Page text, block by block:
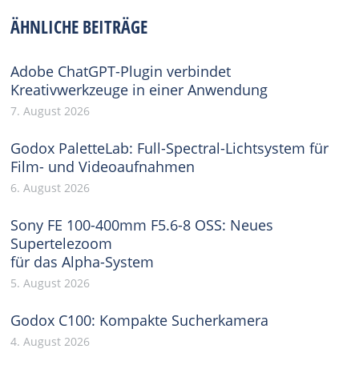
ÄHNLICHE BEITRÄGE
Adobe ChatGPT-Plugin verbindet
Kreativwerkzeuge in einer Anwendung
7. August 2026
Godox PaletteLab: Full-Spectral-Lichtsystem für
Film- und Videoaufnahmen
6. August 2026
Sony FE 100-400mm F5.6-8 OSS: Neues
Supertelezoom
für das Alpha-System
5. August 2026
Godox C100: Kompakte Sucherkamera
4. August 2026